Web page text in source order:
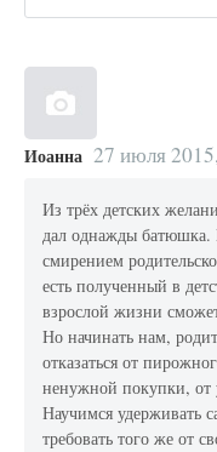
Иоанна 27 июля
Из трёх детских
дал однажды батюшка.
смирением
есть полученный в
взрослой жизни
Но начинать нам,
отказаться от
ненужной покупки, от
Научимся удерживать
требовать того же от